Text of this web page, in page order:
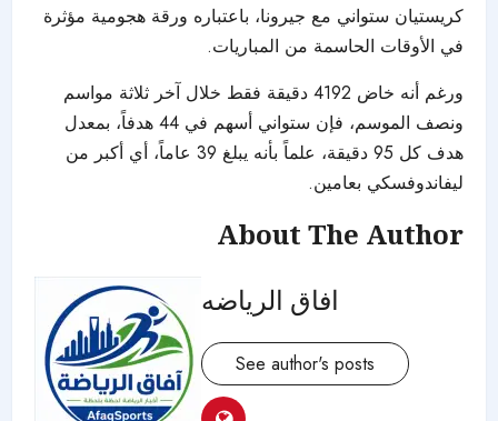
كريستيان ستواني مع جيرونا، باعتباره ورقة هجومية مؤثرة
في الأوقات الحاسمة من المباريات.
ورغم أنه خاض 4192 دقيقة فقط خلال آخر ثلاثة مواسم
ونصف الموسم، فإن ستواني أسهم في 44 هدفاً، بمعدل
هدف كل 95 دقيقة، علماً بأنه يبلغ 39 عاماً، أي أكبر من
ليفاندوفسكي بعامين.
About The Author
افاق الرياضه
See author's posts